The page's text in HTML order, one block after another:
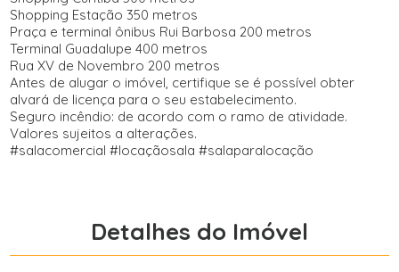
Shopping Estação 350 metros
Praça e terminal ônibus Rui Barbosa 200 metros
Terminal Guadalupe 400 metros
Rua XV de Novembro 200 metros
Antes de alugar o imóvel, certifique se é possível obter
alvará de licença para o seu estabelecimento.
Seguro incêndio: de acordo com o ramo de atividade.
Valores sujeitos a alterações.
#salacomercial #locaçãosala #salaparalocação
Detalhes do Imóvel